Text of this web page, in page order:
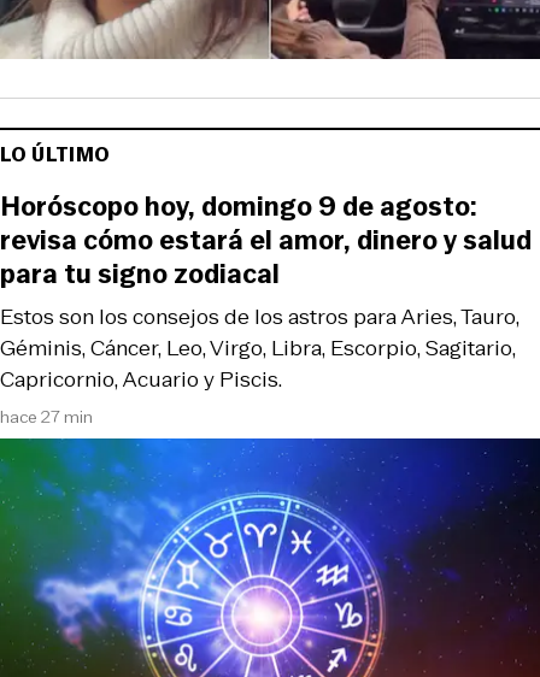
LO ÚLTIMO
hace 27 min
Estos son los consejos de los astros para Aries, Tauro,
Géminis, Cáncer, Leo, Virgo, Libra, Escorpio, Sagitario,
Capricornio, Acuario y Piscis.
Horóscopo hoy, domingo 9 de agosto:
revisa cómo estará el amor, dinero y salud
para tu signo zodiacal